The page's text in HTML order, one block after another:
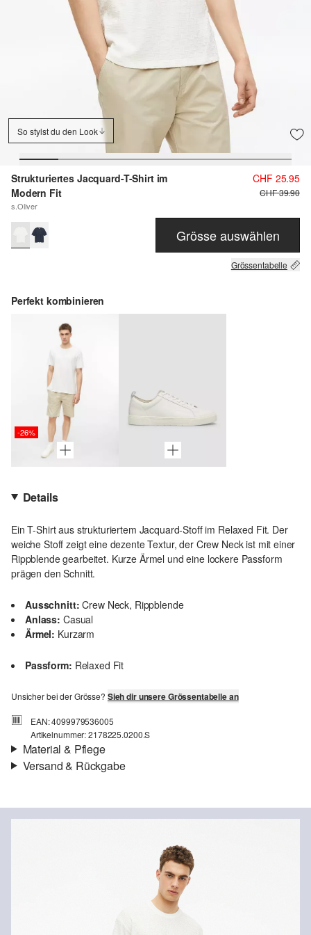
So stylst du den Look
Strukturiertes Jacquard-T-Shirt im
Modern Fit
s.Oliver
CHF 25.95
CHF 39.90
Grösse auswählen
Grössentabelle
Perfekt kombinieren
-26%
Details
Ein T-Shirt aus strukturiertem Jacquard-Stoff im Relaxed Fit. Der
weiche Stoff zeigt eine dezente Textur, der Crew Neck ist mit einer
Rippblende gearbeitet. Kurze Ärmel und eine lockere Passform
prägen den Schnitt.
Ausschnitt: Crew Neck, Rippblende
Anlass: Casual
Ärmel: Kurzarm
Passform: Relaxed Fit
Unsicher bei der Grösse? Sieh dir unsere Grössentabelle an
EAN: 4099979536005
Artikelnummer: 2178225.0200.S
Material & Pflege
Material: Baumwollmix
Versand & Rückgabe
Deine Bestellung wird innerhalb von 4–5 Werktagen per SwissPost
Du kannst deine Artikel innerhalb von 14 Tagen kostenlos an uns